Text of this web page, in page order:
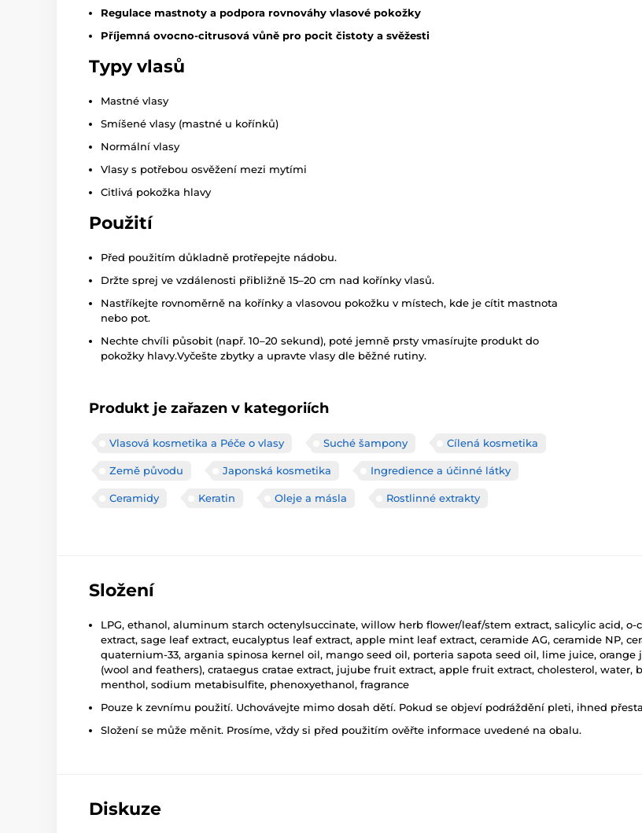
Regulace mastnoty a podpora rovnováhy vlasové pokožky
Příjemná ovocno-citrusová vůně pro pocit čistoty a svěžesti
Typy vlasů
Mastné vlasy
Smíšené vlasy (mastné u kořínků)
Normální vlasy
Vlasy s potřebou osvěžení mezi mytími
Citlivá pokožka hlavy
Použití
Před použitím důkladně protřepejte nádobu.
Držte sprej ve vzdálenosti přibližně 15–20 cm nad kořínky vlasů.
Nastříkejte rovnoměrně na kořínky a vlasovou pokožku v místech, kde je cítit mastnota
nebo pot.
Nechte chvíli působit (např. 10–20 sekund), poté jemně prsty vmasírujte produkt do
pokožky hlavy.Vyčešte zbytky a upravte vlasy dle běžné rutiny.
Produkt je zařazen v kategoriích
Vlasová kosmetika a Péče o vlasy Suché šampony Cílená kosmetika
Země původu Japonská kosmetika Ingredience a účinné látky
Ceramidy Keratin Oleje a másla Rostlinné extrakty
Složení
LPG, ethanol, aluminum starch octenylsuccinate, willow herb flower/leaf/stem extract, salicylic acid,
extract, sage leaf extract, eucalyptus leaf extract, apple mint leaf extract, ceramide AG, ceramide NP,
quaternium-33, argania spinosa kernel oil, mango seed oil, porteria sapota seed oil, lime juice,
(wool and feathers), crataegus cratae extract, jujube fruit extract, apple fruit extract, cholesterol,
menthol, sodium metabisulfite, phenoxyethanol, fragrance
Pouze k zevnímu použití. Uchovávejte mimo dosah dětí. Pokud se objeví podráždění pleti, ihned
Složení se může měnit. Prosíme, vždy si před použitím ověřte informace uvedené na obalu.
Diskuze